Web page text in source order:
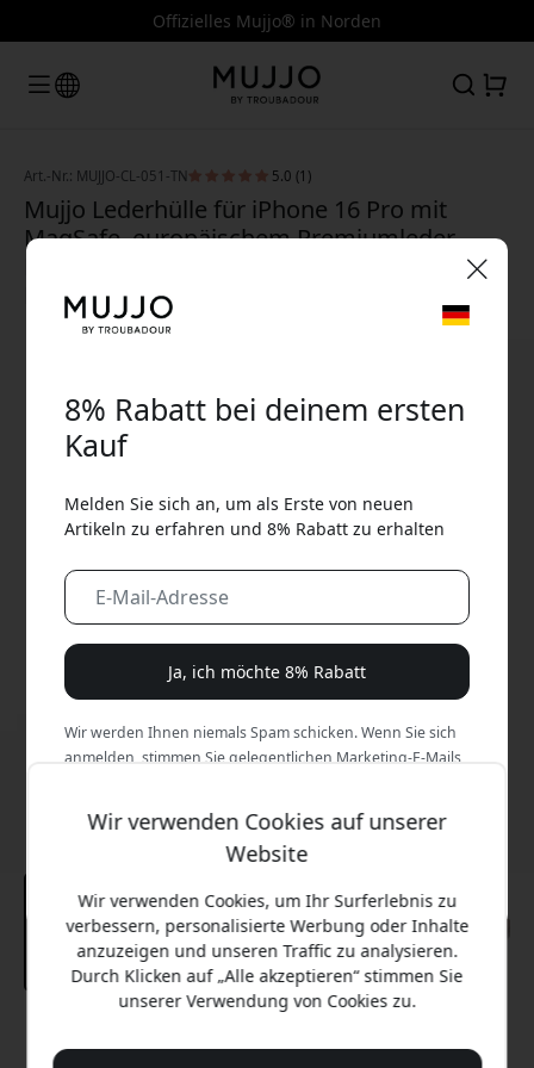
Offizielles Mujjo® in Norden
Art.-Nr.: MUJJO-CL-051-TN 5.0 (1)
Mujjo Lederhülle für iPhone 16 Pro mit
MagSafe, europäischem Premiumleder,
Hellbraun
Wir verwenden Cookies auf unserer
Website
Wir verwenden Cookies, um Ihr Surferlebnis zu
verbessern, personalisierte Werbung oder Inhalte
anzuzeigen und unseren Traffic zu analysieren.
Durch Klicken auf „Alle akzeptieren“ stimmen Sie
unserer Verwendung von Cookies zu.
8% Rabatt bei deinem ersten
Kauf
Melden Sie sich an, um als Erste von neuen
Artikeln zu erfahren und 8% Rabatt zu erhalten
Ja, ich möchte 8% Rabatt
Wir werden Ihnen niemals Spam schicken. Wenn Sie sich
anmelden, stimmen Sie gelegentlichen Marketing-E-Mails,
Nein, ich zahle lieber den vollen Preis.
🎉 Dein Rabattcode:
Verwende diesen Code an der Kasse, um 8%
Rabatt zu erhalten.